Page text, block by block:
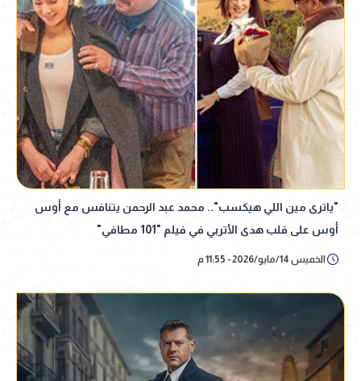
"ياترى مين اللي هيكسب".. محمد عبد الرحمن يتنافس مع أوس
أوس على قلب هدى الأتربي في فيلم "101 مطافي"
الخميس 14/مايو/2026 - 11:55 م